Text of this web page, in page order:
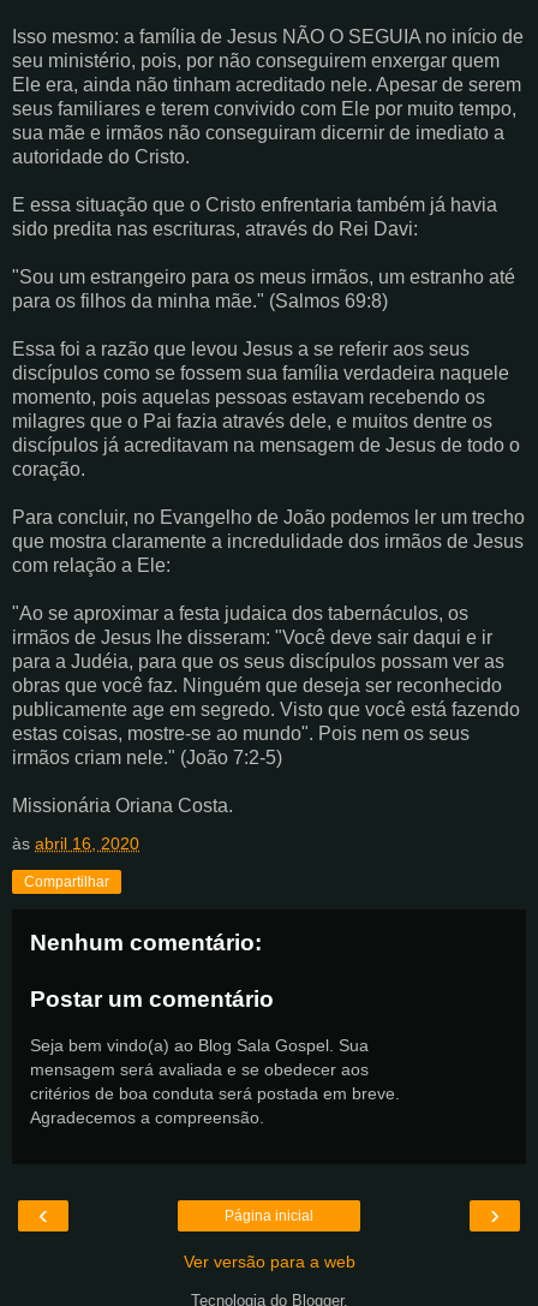
Isso mesmo: a família de Jesus NÃO O SEGUIA no início de
seu ministério, pois, por não conseguirem enxergar quem
Ele era, ainda não tinham acreditado nele. Apesar de serem
seus familiares e terem convivido com Ele por muito tempo,
sua mãe e irmãos não conseguiram dicernir de imediato a
autoridade do Cristo.
E essa situação que o Cristo enfrentaria também já havia
sido predita nas escrituras, através do Rei Davi:
"Sou um estrangeiro para os meus irmãos, um estranho até
para os filhos da minha mãe." (Salmos 69:8)
Essa foi a razão que levou Jesus a se referir aos seus
discípulos como se fossem sua família verdadeira naquele
momento, pois aquelas pessoas estavam recebendo os
milagres que o Pai fazia através dele, e muitos dentre os
discípulos já acreditavam na mensagem de Jesus de todo o
coração.
Para concluir, no Evangelho de João podemos ler um trecho
que mostra claramente a incredulidade dos irmãos de Jesus
com relação a Ele:
"Ao se aproximar a festa judaica dos tabernáculos, os
irmãos de Jesus lhe disseram: "Você deve sair daqui e ir
para a Judéia, para que os seus discípulos possam ver as
obras que você faz. Ninguém que deseja ser reconhecido
publicamente age em segredo. Visto que você está fazendo
estas coisas, mostre-se ao mundo". Pois nem os seus
irmãos criam nele." (João 7:2-5)
Missionária Oriana Costa.
às abril 16, 2020
Compartilhar
Nenhum comentário:
Postar um comentário
Seja bem vindo(a) ao Blog Sala Gospel. Sua
mensagem será avaliada e se obedecer aos
critérios de boa conduta será postada em breve.
Agradecemos a compreensão.
‹ ›
Página inicial
Ver versão para a web
Tecnologia do Blogger.